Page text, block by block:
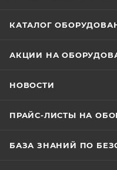
КАТАЛОГ
АКЦИИ НА
НОВОСТИ
ПРАЙС-ЛИСТЫ НА
БАЗА ЗНАНИЙ ПО